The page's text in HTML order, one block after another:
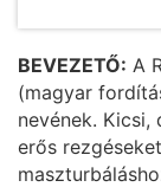
BEVEZETŐ: A
(magyar
nevének. Kicsi,
erős